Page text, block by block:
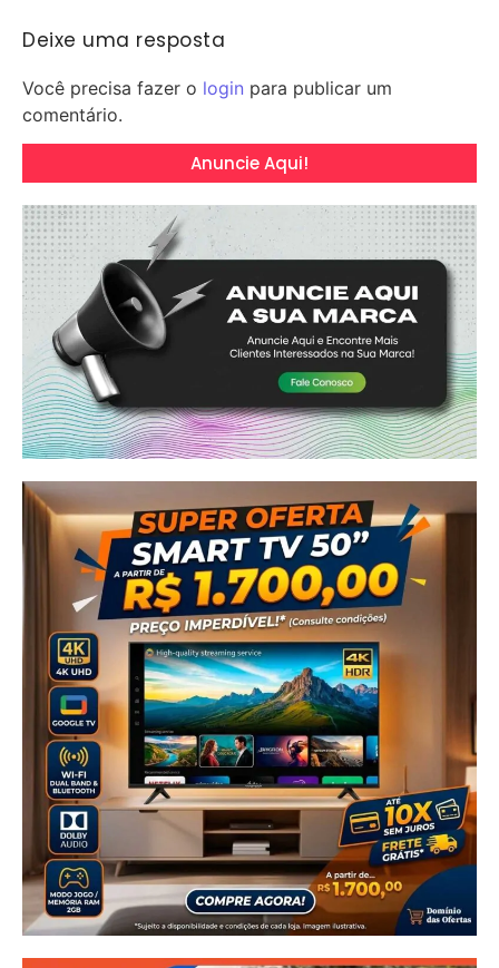
Deixe uma resposta
Você precisa fazer o login para publicar um
comentário.
Anuncie Aqui!